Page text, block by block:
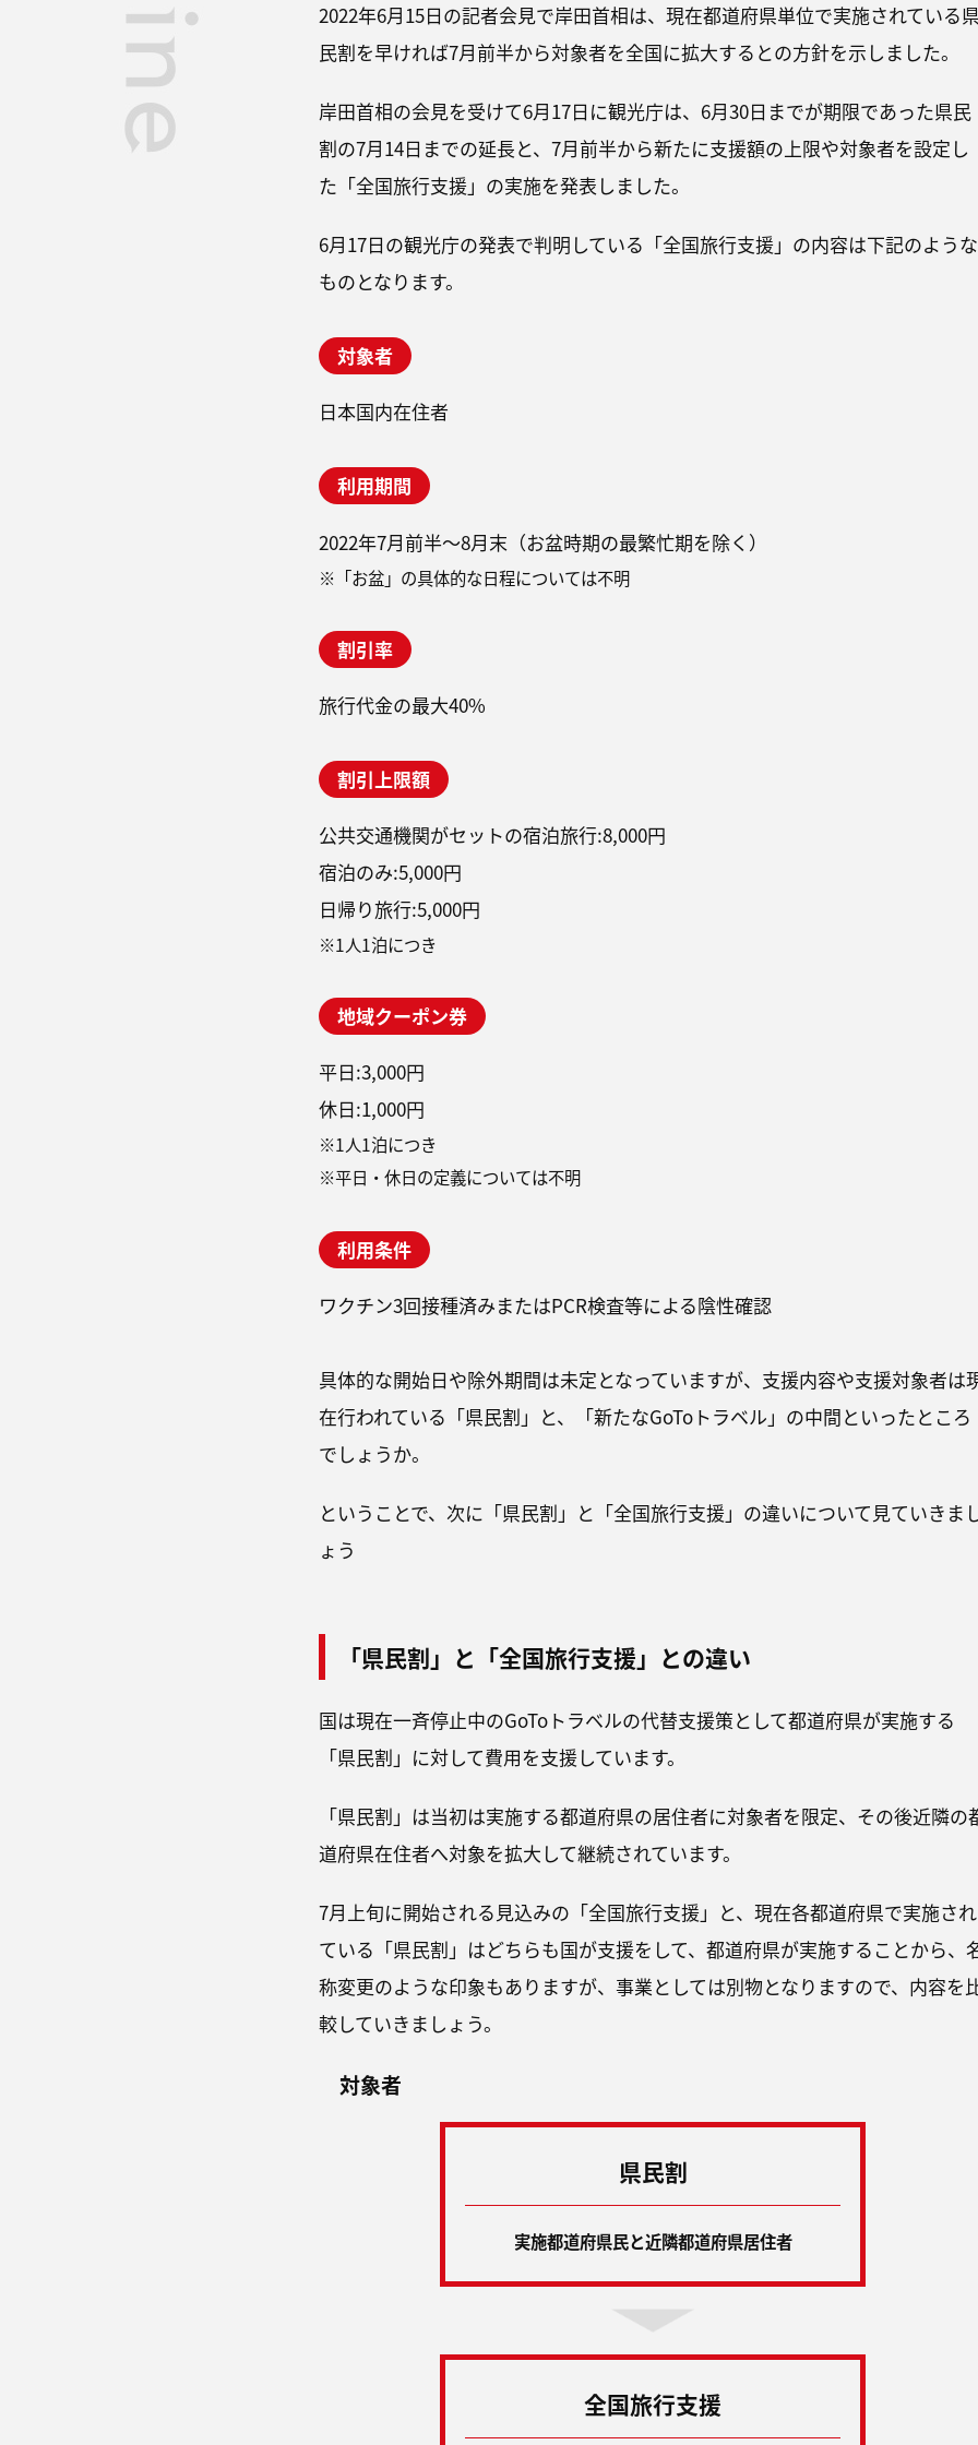
2022年6月15日の記者会見で岸田首相は、現在都道府県単位で実施されている
民割を早ければ7月前半から対象者を全国に拡大するとの方針を示しました。
岸田首相の会見を受けて6月17日に観光庁は、6月30日までが期限であった県民
割の7月14日までの延長と、7月前半から新たに支援額の上限や対象者を設定し
た「全国旅行支援」の実施を発表しました。
6月17日の観光庁の発表で判明している「全国旅行支援」の内容は下記のような
ものとなります。
対象者
日本国内在住者
利用期間
2022年7月前半～8月末（お盆時期の最繁忙期を除く）
※「お盆」の具体的な日程については不明
割引率
旅行代金の最大40%
割引上限額
公共交通機関がセットの宿泊旅行:8,000円
宿泊のみ:5,000円
日帰り旅行:5,000円
※1人1泊につき
地域クーポン券
平日:3,000円
休日:1,000円
※1人1泊につき
※平日・休日の定義については不明
利用条件
ワクチン3回接種済みまたはPCR検査等による陰性確認
具体的な開始日や除外期間は未定となっていますが、支援内容や支援対象者は
在行われている「県民割」と、「新たなGoToトラベル」の中間といったところ
でしょうか。
ということで、次に「県民割」と「全国旅行支援」の違いについて見ていきま
ょう
「県民割」と「全国旅行支援」との違い
国は現在一斉停止中のGoToトラベルの代替支援策として都道府県が実施する
「県民割」に対して費用を支援しています。
「県民割」は当初は実施する都道府県の居住者に対象者を限定、その後近隣の
道府県在住者へ対象を拡大して継続されています。
7月上旬に開始される見込みの「全国旅行支援」と、現在各都道府県で実施され
ている「県民割」はどちらも国が支援をして、都道府県が実施することから、
称変更のような印象もありますが、事業としては別物となりますので、内容を
較していきましょう。
対象者
県民割
実施都道府県民と近隣都道府県居住者
全国旅行支援